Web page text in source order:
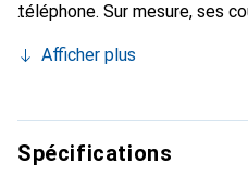
téléphone. Sur mesure, ses
et indispensable de votre
marque Noreve est un choix
exigeante.
Afficher plus
Spécifications